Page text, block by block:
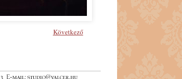
Következő